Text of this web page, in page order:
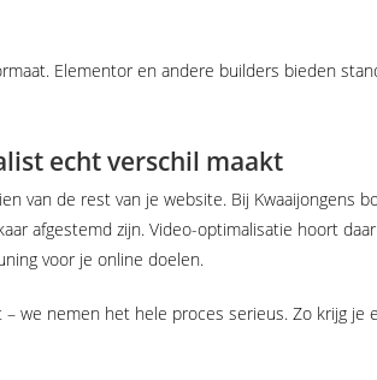
Elementor en andere builders bieden
echt verschil maakt
van de rest van je website. Bij Kwaaijongens
afgestemd zijn. Video-optimalisatie hoort
voor je online doelen.
we nemen het hele proces serieus. Zo krijg